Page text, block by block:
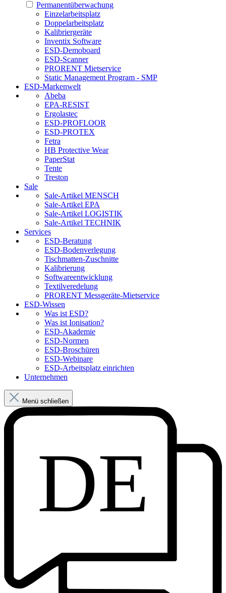
Permanentüberwachung
Einzelarbeitsplatz
Doppelarbeitsplatz
Kalibriergeräte
Inventix Software
ESD-Demoboard
ESD-Scanner
PRORENT Mietservice
Static Management Program - SMP
ESD-Markenwelt
Abeba
EPA-RESIST
Ergolastec
ESD-PROFLOOR
ESD-PROTEX
Fetra
HB Protective Wear
PaperStat
Tente
Treston
Sale
Sale-Artikel MENSCH
Sale-Artikel EPA
Sale-Artikel LOGISTIK
Sale-Artikel TECHNIK
Services
ESD-Beratung
ESD-Bodenverlegung
Tischmatten-Zuschnitte
Kalibrierung
Softwareentwicklung
Textilveredelung
PRORENT Messgeräte-Mietservice
ESD-Wissen
Was ist ESD?
Was ist Ionisation?
ESD-Akademie
ESD-Normen
ESD-Broschüren
ESD-Webinare
ESD-Arbeitsplatz einrichten
Unternehmen
Menü schließen
DE